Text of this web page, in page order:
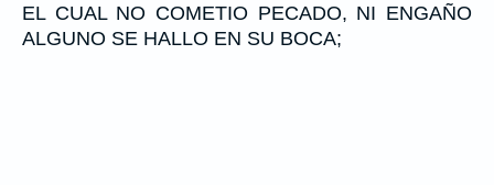
EL CUAL NO COMETIO PECADO, NI ENGAÑO
ALGUNO SE HALLO EN SU BOCA;